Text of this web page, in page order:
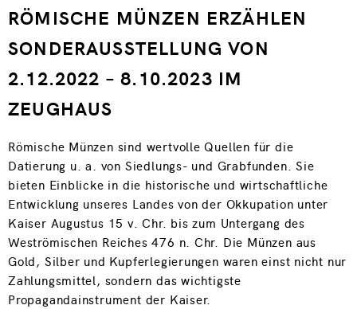
RÖMISCHE MÜNZEN ERZÄHLEN
SONDERAUSSTELLUNG VON
2.12.2022 – 8.10.2023 IM
ZEUGHAUS
Römische Münzen sind wertvolle Quellen für die
Datierung u. a. von Siedlungs- und Grabfunden. Sie
bieten Einblicke in die historische und wirtschaftliche
Entwicklung unseres Landes von der Okkupation unter
Kaiser Augustus 15 v. Chr. bis zum Untergang des
Weströmischen Reiches 476 n. Chr. Die Münzen aus
Gold, Silber und Kupferlegierungen waren einst nicht nur
Zahlungsmittel, sondern das wichtigste
Propagandainstrument der Kaiser.